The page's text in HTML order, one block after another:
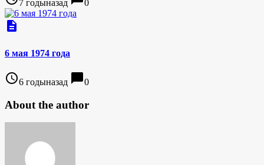
7 годыназад 0
description
6 мая 1974 года
access_time6 годыназад chat_bubble0
About the author